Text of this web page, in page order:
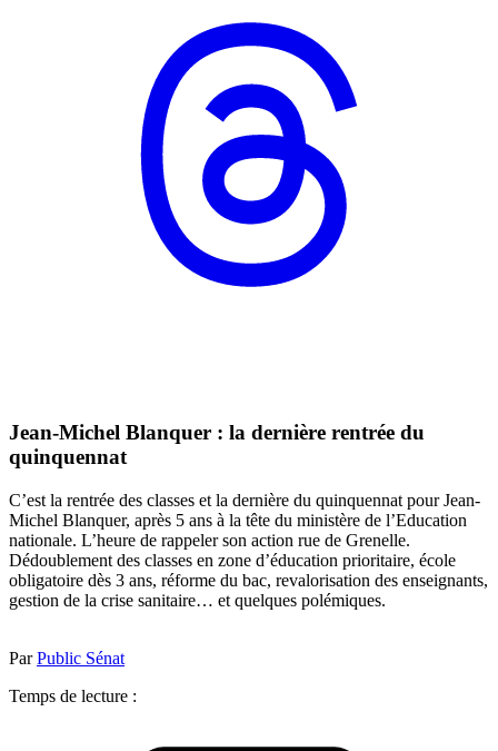
Jean-Michel Blanquer : la dernière rentrée du
quinquennat
C’est la rentrée des classes et la dernière du quinquennat pour Jean-
Michel Blanquer, après 5 ans à la tête du ministère de l’Education
nationale. L’heure de rappeler son action rue de Grenelle.
Dédoublement des classes en zone d’éducation prioritaire, école
obligatoire dès 3 ans, réforme du bac, revalorisation des enseignants,
gestion de la crise sanitaire… et quelques polémiques.
ParPublic Sénat
Temps de lecture :